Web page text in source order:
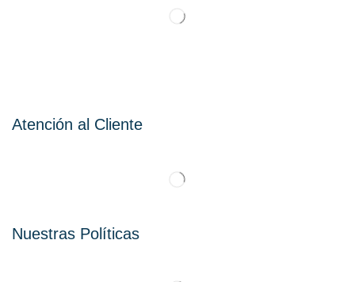
Atención al Cliente
Nuestras Políticas